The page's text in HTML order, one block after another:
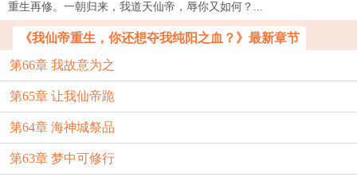
重生再修。一朝归来，我道天仙帝，辱你又如何？...
《我仙帝重生，你还想夺我纯阳之血？》最新章节
第66章 我故意为之
第65章 让我仙帝跪
第64章 海神城祭品
第63章 梦中可修行